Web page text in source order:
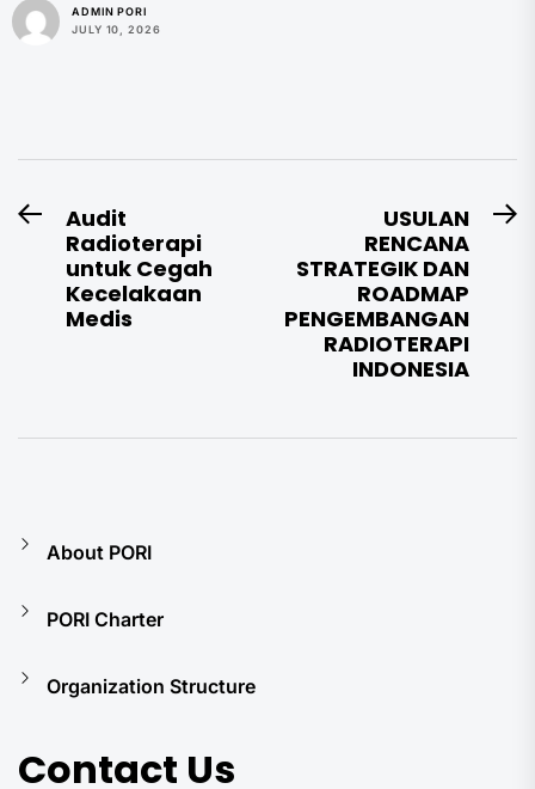
ADMIN PORI
JULY 10, 2026
Post
navigation
Previous
Audit
Radioterapi
untuk Cegah
Kecelakaan
Medis
USULAN
RENCANA
STRATEGIK DAN
ROADMAP
PENGEMBANGAN
RADIOTERAPI
INDONESIA
About PORI
PORI Charter
Organization Structure
Contact Us